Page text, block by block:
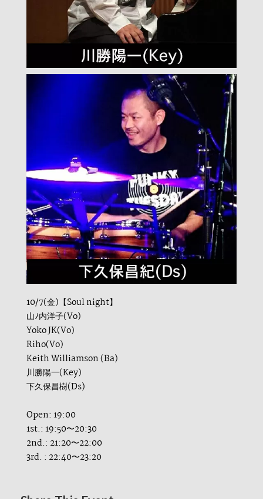
10/7(金)【Soul night】
山ﾉ内洋子(Vo)
Yoko JK(Vo)
Riho(Vo)
Keith Williamson (Ba)
川勝陽一(Key)
下久保昌樹(Ds)
Open: 19:00
1st.: 19:50〜20:30
2nd.: 21:20〜22:00
3rd. : 22:40〜23:20